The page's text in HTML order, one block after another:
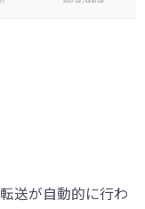
送が自動的に行わ